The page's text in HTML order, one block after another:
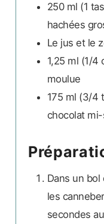
250 ml (1
hachées
Le jus et le
1,25 ml (1/4
moulue
175 ml (3/4
chocolat
Dans un bol
les
secondes